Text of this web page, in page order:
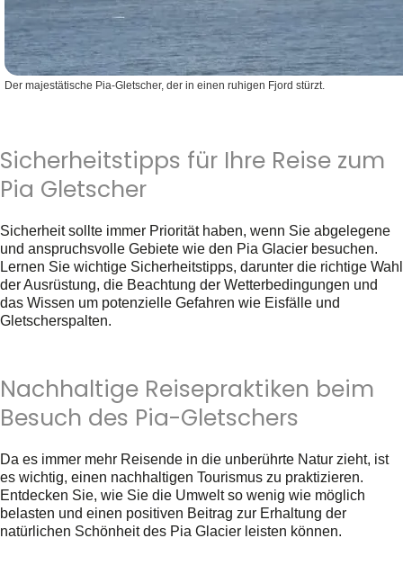
Der majestätische Pia-Gletscher, der in einen ruhigen Fjord stürzt.
Sicherheitstipps für Ihre Reise zum
Pia Gletscher
Sicherheit sollte immer Priorität haben, wenn Sie abgelegene
und anspruchsvolle Gebiete wie den Pia Glacier besuchen.
Lernen Sie wichtige Sicherheitstipps, darunter die richtige Wahl
der Ausrüstung, die Beachtung der Wetterbedingungen und
das Wissen um potenzielle Gefahren wie Eisfälle und
Gletscherspalten.
Nachhaltige Reisepraktiken beim
Besuch des Pia-Gletschers
Da es immer mehr Reisende in die unberührte Natur zieht, ist
es wichtig, einen nachhaltigen Tourismus zu praktizieren.
Entdecken Sie, wie Sie die Umwelt so wenig wie möglich
belasten und einen positiven Beitrag zur Erhaltung der
natürlichen Schönheit des Pia Glacier leisten können.